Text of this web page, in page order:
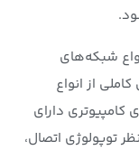
شبکه‌های
کاملی از انواع
دارای
توپولوژی اتصال،